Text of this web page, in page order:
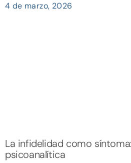
4 de marzo, 2026
La infidelidad como
psicoanalítica